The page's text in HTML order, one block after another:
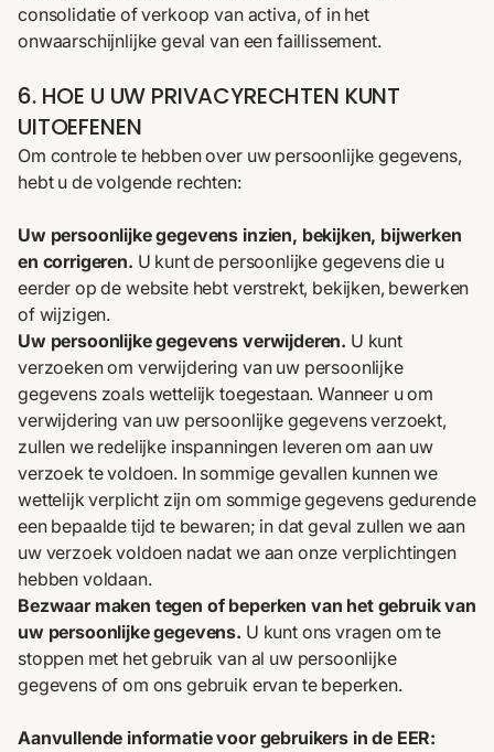
consolidatie of verkoop van activa, of in het
onwaarschijnlijke geval van een faillissement.
6. HOE U UW PRIVACYRECHTEN KUNT
UITOEFENEN
Om controle te hebben over uw persoonlijke gegevens,
hebt u de volgende rechten:
Uw persoonlijke gegevens inzien, bekijken, bijwerken
en corrigeren. U kunt de persoonlijke gegevens die u
eerder op de website hebt verstrekt, bekijken, bewerken
of wijzigen.
Uw persoonlijke gegevens verwijderen. U kunt
verzoeken om verwijdering van uw persoonlijke
gegevens zoals wettelijk toegestaan. Wanneer u om
verwijdering van uw persoonlijke gegevens verzoekt,
zullen we redelijke inspanningen leveren om aan uw
verzoek te voldoen. In sommige gevallen kunnen we
wettelijk verplicht zijn om sommige gegevens gedurende
een bepaalde tijd te bewaren; in dat geval zullen we aan
uw verzoek voldoen nadat we aan onze verplichtingen
hebben voldaan.
Bezwaar maken tegen of beperken van het gebruik van
uw persoonlijke gegevens. U kunt ons vragen om te
stoppen met het gebruik van al uw persoonlijke
gegevens of om ons gebruik ervan te beperken.
Aanvullende informatie voor gebruikers in de EER: